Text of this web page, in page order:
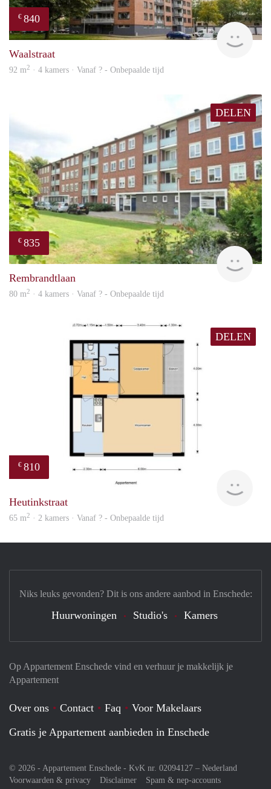
€ 840
Waalstraat
92 m2 · 4 kamers · Vanaf ? - Onbepaalde tijd
DELEN
€ 835
rent
Rembrandtlaan
80 m2 · 4 kamers · Vanaf ? - Onbepaalde tijd
DELEN
€ 810
Heutinkstraat
65 m2 · 2 kamers · Vanaf ? - Onbepaalde tijd
Op Appartement Enschede vind en verhuur je makkelijk je
Appartement
Over ons Contact Faq
Voor Makelaars
Gratis je Appartement aanbieden in Enschede
© 2026 - Appartement Enschede - KvK nr. 02094127 – Nederland
Voorwaarden & privacy
Disclaimer
Spam & nep-accounts
Niks leuks gevonden? Dit is ons andere aanbod in Enschede:
Huurwoningen Studio's Kamers